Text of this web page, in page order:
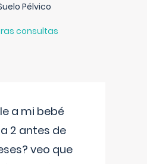
Pélvico
consultas
a mi bebé
2 antes de
veo que